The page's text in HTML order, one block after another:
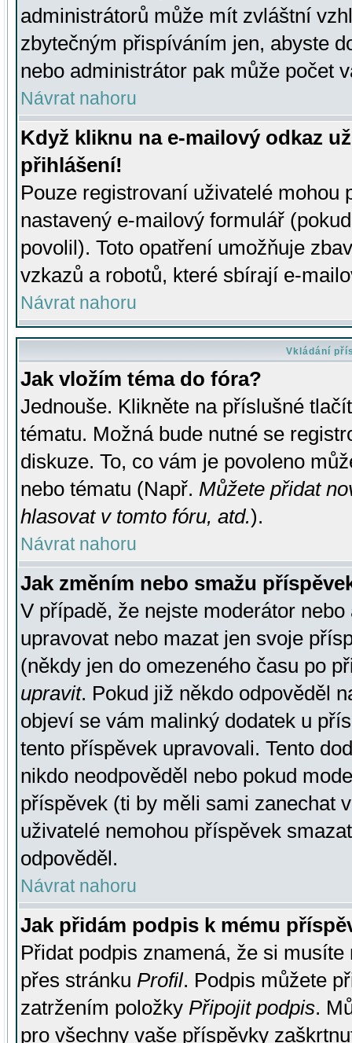
administrátorů může mít zvláštní
zbytečným přispíváním jen, abyste
nebo administrátor pak může počet
Návrat nahoru
Když kliknu na e-mailový odkaz
přihlášení!
Pouze registrovaní uživatelé mohou
nastavený e-mailový formulář
povolil). Toto opatření umožňuje
vzkazů a robotů, které sbírají e-
Návrat nahoru
Vkládání
Jak vložím téma do fóra?
Jednouše. Klikněte na příslušné
tématu. Možná bude nutné se
diskuze. To, co vám je povoleno
nebo tématu (Např. Můžete přidat
hlasovat v tomto fóru, atd.).
Návrat nahoru
Jak změním nebo smažu
V případě, že nejste moderátor
upravovat nebo mazat jen svoje
(někdy jen do omezeného času po
upravit. Pokud již někdo odpověděl
objeví se vám malinký dodatek u
tento příspěvek upravovali. Tento
nikdo neodpověděl nebo pokud
příspěvek (ti by měli sami zanechat
uživatelé nemohou příspěvek
odpověděl.
Návrat nahoru
Jak přidám podpis k mému
Přidat podpis znamená, že si
přes stránku Profil. Podpis můžete
zatržením položky Připojit podpis.
pro všechny vaše příspěvky